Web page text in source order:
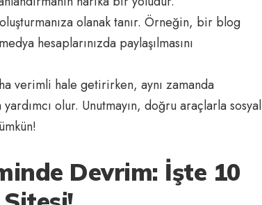
olanak tanır. Örneğin, bir blog
hesaplarınızda paylaşılmasını
verimli hale getirirken, aynı zamanda
olur. Unutmayın, doğru araçlarla sosyal
Devrim: İşte 10